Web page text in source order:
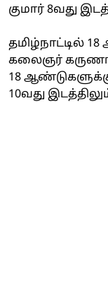
குமார் 8வது
தமிழ்நாட்டில்
கலைஞர்
18
10வது